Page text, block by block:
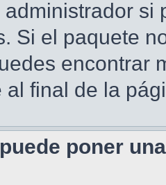
si
Si el paquete
encontrar
al final de la
poner